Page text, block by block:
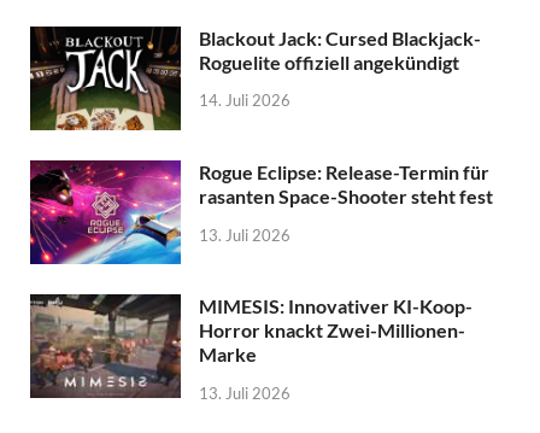
Blackout Jack: Cursed Blackjack-
Roguelite offiziell angekündigt
14. Juli 2026
Rogue Eclipse: Release-Termin für
rasanten Space-Shooter steht fest
13. Juli 2026
MIMESIS: Innovativer KI-Koop-
Horror knackt Zwei-Millionen-
Marke
13. Juli 2026